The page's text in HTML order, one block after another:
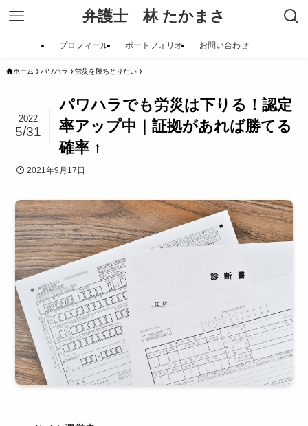
弁護士 林 たかまさ
プロフィール ポートフォリオ お問い合わせ
ホーム パワハラ 労災を勝ちとりたい
パワハラでも労災は下りる！認定
率アップ中｜証拠があれば勝てる
確率 ↑
2022
5/31
2021年9月17日